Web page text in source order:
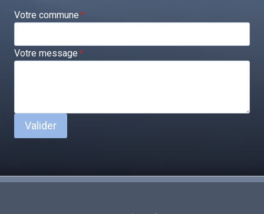
Votre commune*
Votre message*
Valider